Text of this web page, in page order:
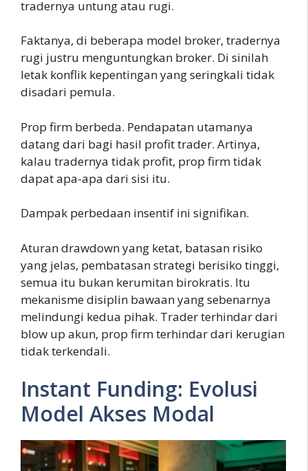
tradernya untung atau rugi.
Faktanya, di beberapa model broker, tradernya
rugi justru menguntungkan broker. Di sinilah
letak konflik kepentingan yang seringkali tidak
disadari pemula.
Prop firm berbeda. Pendapatan utamanya
datang dari bagi hasil profit trader. Artinya,
kalau tradernya tidak profit, prop firm tidak
dapat apa-apa dari sisi itu.
Dampak perbedaan insentif ini signifikan.
Aturan drawdown yang ketat, batasan risiko
yang jelas, pembatasan strategi berisiko tinggi,
semua itu bukan kerumitan birokratis. Itu
mekanisme disiplin bawaan yang sebenarnya
melindungi kedua pihak. Trader terhindar dari
blow up akun, prop firm terhindar dari kerugian
tidak terkendali.
Instant Funding: Evolusi
Model Akses Modal